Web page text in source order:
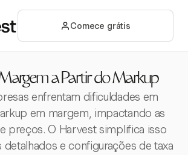
Comece grátis
a Partir do Markup
enfrentam dificuldades em
em margem, impactando as
preços. O Harvest simplifica isso
e configurações de taxa